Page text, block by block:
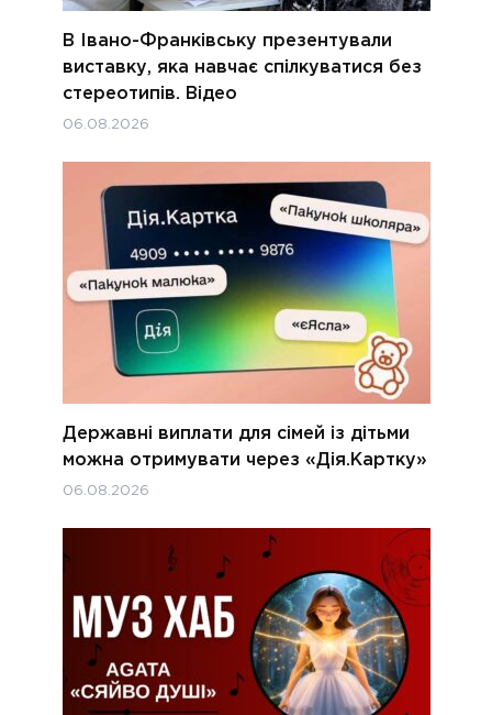
В Івано-Франківську презентували
виставку, яка навчає спілкуватися без
стереотипів. Відео
06.08.2026
Державні виплати для сімей із дітьми
можна отримувати через «Дія.Картку»
06.08.2026